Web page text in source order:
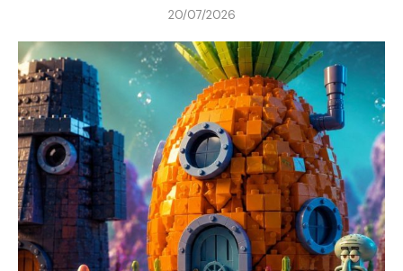
20/07/2026